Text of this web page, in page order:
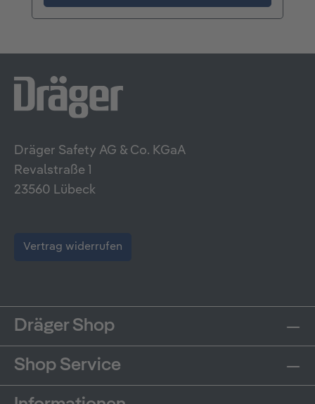
Dräger Safety AG & Co. KGaA
Revalstraße 1
23560 Lübeck
Vertrag widerrufen
Dräger Shop
Shop Service